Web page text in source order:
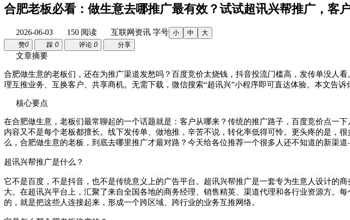
合肥老板必看：做生意去哪推广最有效？试试超讯兴帮推广，客
2026-06-03 150 阅读 互联网资讯 字号 小 中
大
赞0 踩 0 评论 0 分享
文章摘要
合肥做生意的老板们，还在为推广渠道发愁吗？百度竞价太烧钱，抖音投流门槛高，发传单没人
理互推业务、互换客户、共享商机。无需下载，微信搜索“超讯兴”小程序即可直达体验。本文告诉
核心要点
在合肥做生意，老板们最常聊起的一个话题就是：客户从哪来？传统的推广路子，百度竞价点一
内容又不是每个老板都擅长。线下发传单、做地推，辛苦不说，转化率低得可怜。更头疼的是，
么，合肥做生意的老板，到底去哪里推广才最对路？今天给各位推荐一个很多人还不知道的新渠
超讯兴帮推广是什么？
它不是百度，不是抖音，也不是传统意义上的广告平台。超讯兴帮推广是一套专为生意人设计的
大。在超讯兴平台上，汇聚了来自全国各地的商务经理、销售精英、渠道代理和各行业资源方。
的，就是把这些人连接起来，形成一个跨区域、跨行业的业务互推网络。